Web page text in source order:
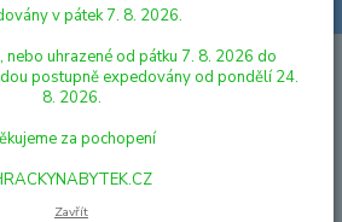
A DOMÁCNOST
DOMÁCNOST, NÁDOBÍ
nádobí 8 ks v síťce
8 ks v síťce
v pátek 7. 8. 2026.
nebo uhrazené od pátku 7. 8. 2026 do
postupně expedovány od pondělí 24.
8. 2026.
za pochopení
Zavřít